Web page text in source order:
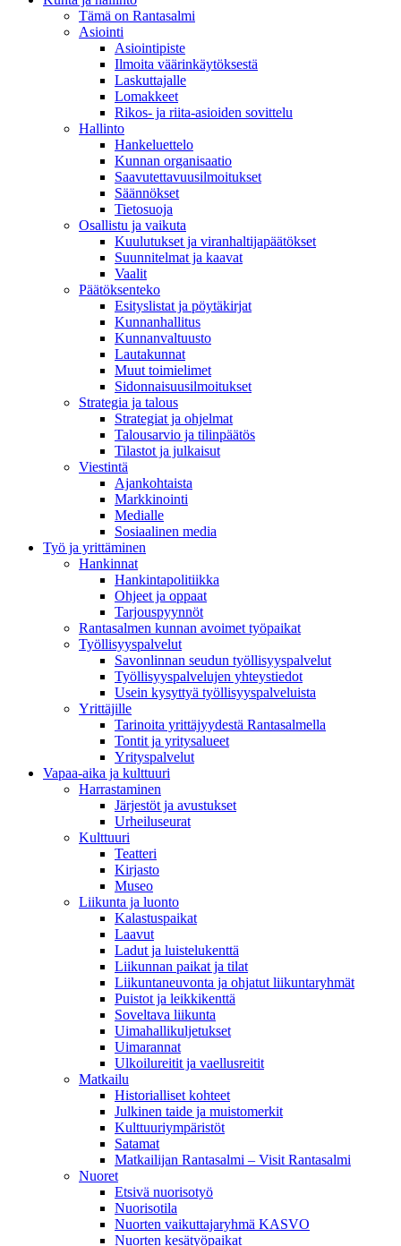
Tämä on Rantasalmi
Asiointi
Asiointipiste
Ilmoita väärinkäytöksestä
Laskuttajalle
Lomakkeet
Rikos- ja riita-asioiden sovittelu
Hallinto
Hankeluettelo
Kunnan organisaatio
Saavutettavuusilmoitukset
Säännökset
Tietosuoja
Osallistu ja vaikuta
Kuulutukset ja viranhaltijapäätökset
Suunnitelmat ja kaavat
Vaalit
Päätöksenteko
Esityslistat ja pöytäkirjat
Kunnanhallitus
Kunnanvaltuusto
Lautakunnat
Muut toimielimet
Sidonnaisuusilmoitukset
Strategia ja talous
Strategiat ja ohjelmat
Talousarvio ja tilinpäätös
Tilastot ja julkaisut
Viestintä
Ajankohtaista
Markkinointi
Medialle
Sosiaalinen media
Työ ja yrittäminen
Hankinnat
Hankintapolitiikka
Ohjeet ja oppaat
Tarjouspyynnöt
Rantasalmen kunnan avoimet työpaikat
Työllisyyspalvelut
Savonlinnan seudun työllisyyspalvelut
Työllisyyspalvelujen yhteystiedot
Usein kysyttyä työllisyyspalveluista
Yrittäjille
Tarinoita yrittäjyydestä Rantasalmella
Tontit ja yritysalueet
Yrityspalvelut
Vapaa-aika ja kulttuuri
Harrastaminen
Järjestöt ja avustukset
Urheiluseurat
Kulttuuri
Teatteri
Kirjasto
Museo
Liikunta ja luonto
Kalastuspaikat
Laavut
Ladut ja luistelukenttä
Liikunnan paikat ja tilat
Liikuntaneuvonta ja ohjatut liikuntaryhmät
Puistot ja leikkikenttä
Soveltava liikunta
Uimahallikuljetukset
Uimarannat
Ulkoilureitit ja vaellusreitit
Matkailu
Historialliset kohteet
Julkinen taide ja muistomerkit
Kulttuuriympäristöt
Satamat
Matkailijan Rantasalmi – Visit Rantasalmi
Nuoret
Etsivä nuorisotyö
Nuorisotila
Nuorten vaikuttajaryhmä KASVO
Nuorten kesätyöpaikat